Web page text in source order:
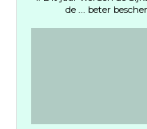
de ... beter